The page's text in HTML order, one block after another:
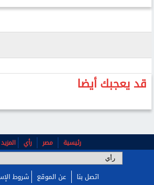
قد يعجبك أيضا
رئيسية مصر رأي المزيد
اتصل بنا عن الموقع شروط